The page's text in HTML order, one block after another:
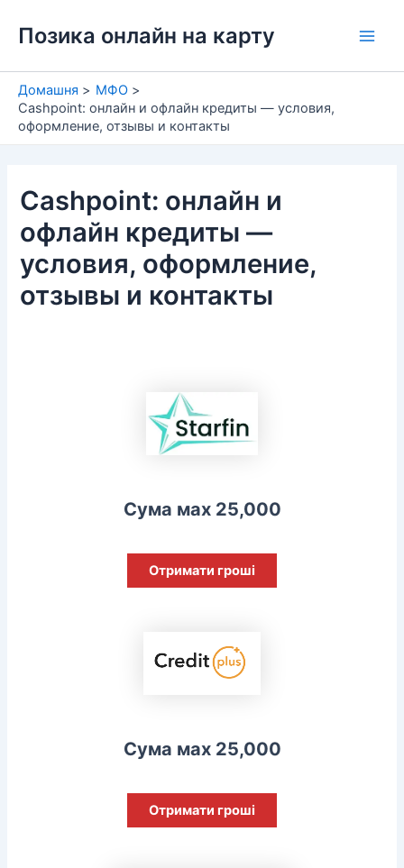
Позика онлайн на карту
Домашня
МФО
Cashpoint: онлайн и офлайн кредиты — условия,
оформление, отзывы и контакты
Cashpoint: онлайн и
офлайн кредиты —
условия, оформление,
отзывы и контакты
Сума мах 25,000
Отримати гроші
Сума мах 25,000
Отримати гроші